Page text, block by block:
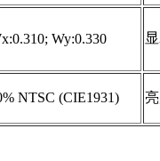
Wy:0.330
NTSC (CIE1931)